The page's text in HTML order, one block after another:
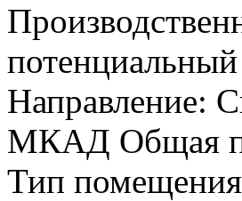
Направление:
МКАД Общая
Тип